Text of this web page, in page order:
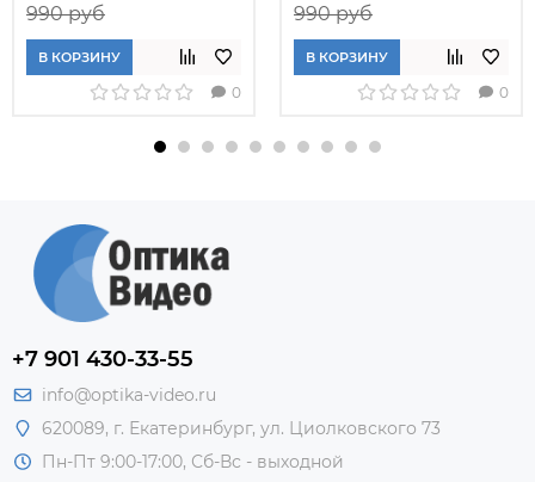
990 руб
В КОРЗИНУ
0
990 руб
В КОРЗИНУ
0
+7 901 430-33-55
info@optika-video.ru
620089, г. Екатеринбург, ул. Циолковского 73
Пн-Пт 9:00-17:00, Сб-Вс - выходной